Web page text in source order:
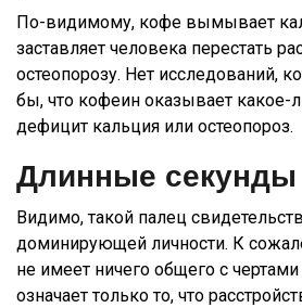
По-видимому, кофе вымывает
заставляет человека перестать
остеопорозу. Нет исследований,
бы, что кофеин оказывает какое-
дефицит кальция или остеопороз.
Длинные секунды
Видимо, такой палец
доминирующей личности. К
не имеет ничего общего с чертами
означает только то, что